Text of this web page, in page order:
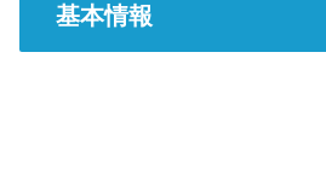
基本情報